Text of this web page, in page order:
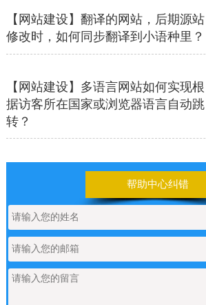
【网站建设】翻译的网站，后期源站
修改时，如何同步翻译到小语种里？
【网站建设】多语言网站如何实现根
据访客所在国家或浏览器语言自动跳
转？
【网站建设】前台UI装修页和后台专
业版编辑器里如何添加表格
【网站建设】表单管理
如何申请通义千问API的Key
帮助中心纠错